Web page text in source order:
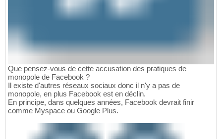
Que pensez-vous de cette accusation des pratiques de
monopole de Facebook ?
Il existe d'autres réseaux sociaux donc il n'y a pas de
monopole, en plus Facebook est en déclin.
En principe, dans quelques années, Facebook devrait finir
comme Myspace ou Google Plus.